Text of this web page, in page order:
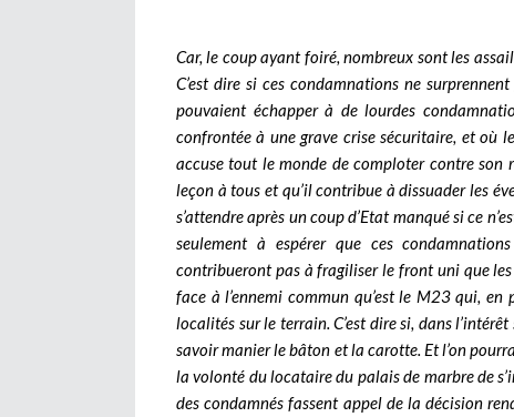
Car, le coup ayant foiré, nombreux sont les
C’est dire si ces condamnations ne
pouvaient échapper à de lourdes
confrontée à une grave crise sécuritaire, et où
accuse tout le monde de comploter contre son
leçon à tous et qu’il contribue à dissuader les
s’attendre après un coup d’Etat manqué si ce
seulement à espérer que ces
contribueront pas à fragiliser le front uni que
face à l’ennemi commun qu’est le M23 qui,
localités sur le terrain. C’est dire si, dans
savoir manier le bâton et la carotte. Et l’on
la volonté du locataire du palais de marbre de
des condamnés fassent appel de la décision